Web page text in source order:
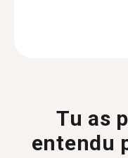
Tu as
entendu